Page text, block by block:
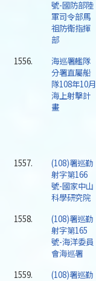
號-國防部陸
軍司令部馬
祖防衛指揮
部
1556.
海巡署艦隊
分署直屬船
隊108年10月
海上射擊計
畫
1557.
(108)署巡勤
射字第166
號-國家中山
科學研究院
1558.
(108)署巡勤
射字第165
號-海洋委員
會海巡署
1559.
(108)署巡勤